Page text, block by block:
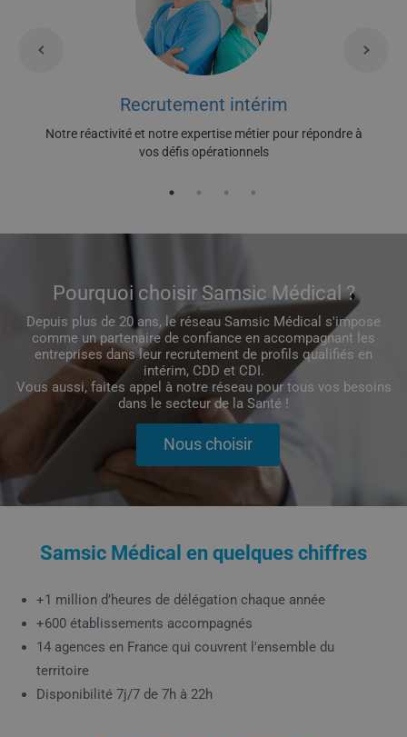
Recrutement intérim
Notre réactivité et notre expertise métier pour répondre à
vos défis opérationnels
Pourquoi choisir Samsic Médical ?
Depuis plus de 20 ans, le réseau Samsic Médical s'impose
comme un partenaire de confiance en accompagnant les
entreprises dans leur recrutement de profils qualifiés en
intérim, CDD et CDI.
Vous aussi, faites appel à notre réseau pour tous vos besoins
dans le secteur de la Santé !
Samsic Médical en quelques chiffres
+1 million d’heures de délégation chaque année
+600 établissements accompagnés
14 agences en France qui couvrent l'ensemble du
territoire
Disponibilité 7j/7 de 7h à 22h